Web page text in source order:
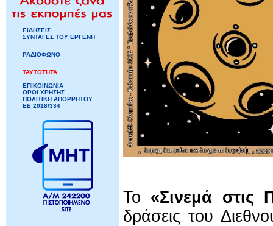
ΕΙΔΗΣΕΙΣ
ΣΥΝΤΑΓΕΣ ΤΟΥ ΕΡΓΕΝΗ
ΡΑΔΙΟΦΩΝΟ
ΤΑΥΤΟΤΗΤΑ
ΕΠΙΚΟΙΝΩΝΙΑ
ΟΡΟΙ ΧΡΗΣΗΣ
ΠΟΛΙΤΙΚΗ ΑΠΟΡΡΗΤΟΥ
ΕΕ 2018/334
Το «Σινεμά στις
δράσεις του